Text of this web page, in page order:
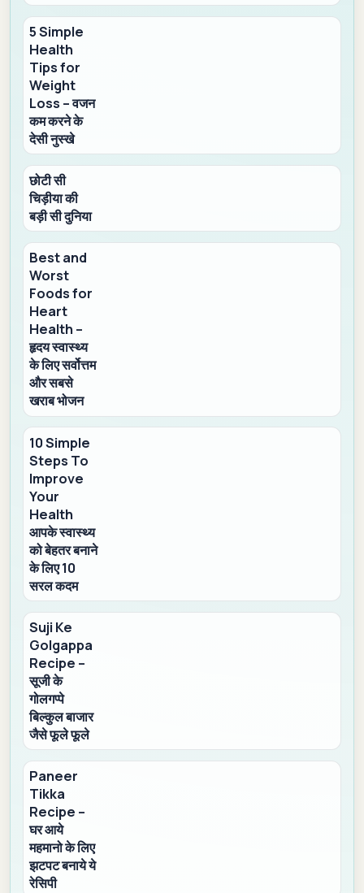
5 Simple
Health
Tips for
Weight
Loss – वजन
कम करने के
देसी नुस्खे
छोटी सी
चिड़ीया की
बड़ी सी दुनिया
Best and
Worst
Foods for
Heart
Health –
हृदय स्वास्थ्य
के लिए सर्वोत्तम
और सबसे
खराब भोजन
10 Simple
Steps To
Improve
Your
Health
आपके स्वास्थ्य
को बेहतर बनाने
के लिए 10
सरल कदम
Suji Ke
Golgappa
Recipe –
सूजी के
गोलगप्पे
बिल्कुल बाजार
जैसे फूले फूले
Paneer
Tikka
Recipe –
घर आये
महमानो के लिए
झटपट बनाये ये
रेसिपी